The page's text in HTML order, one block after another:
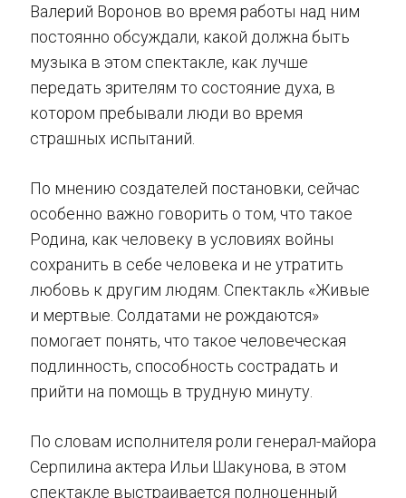
Валерий Воронов во время работы над ним
постоянно обсуждали, какой должна быть
музыка в этом спектакле, как лучше
передать зрителям то состояние духа, в
котором пребывали люди во время
страшных испытаний.
По мнению создателей постановки, сейчас
особенно важно говорить о том, что такое
Родина, как человеку в условиях войны
сохранить в себе человека и не утратить
любовь к другим людям. Спектакль «Живые
и мертвые. Солдатами не рождаются»
помогает понять, что такое человеческая
подлинность, способность сострадать и
прийти на помощь в трудную минуту.
По словам исполнителя роли генерал-майора
Серпилина актера Ильи Шакунова, в этом
спектакле выстраивается полноценный